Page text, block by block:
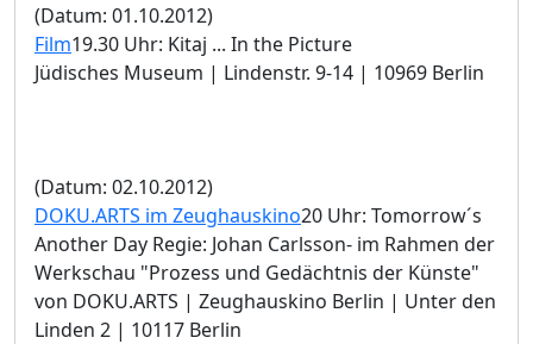
(Datum: 01.10.2012)
Film19.30 Uhr: Kitaj ... In the Picture
Jüdisches Museum | Lindenstr. 9-14 | 10969 Berlin
(Datum: 02.10.2012)
DOKU.ARTS im Zeughauskino20 Uhr: Tomorrow´s
Another Day Regie: Johan Carlsson- im Rahmen der
Werkschau "Prozess und Gedächtnis der Künste"
von DOKU.ARTS | Zeughauskino Berlin | Unter den
Linden 2 | 10117 Berlin